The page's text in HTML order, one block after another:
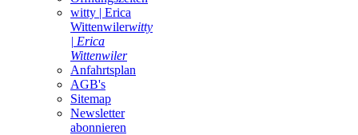
witty | Erica
Wittenwilerwitty
| Erica
Wittenwiler
Anfahrtsplan
AGB's
Sitemap
Newsletter
abonnieren